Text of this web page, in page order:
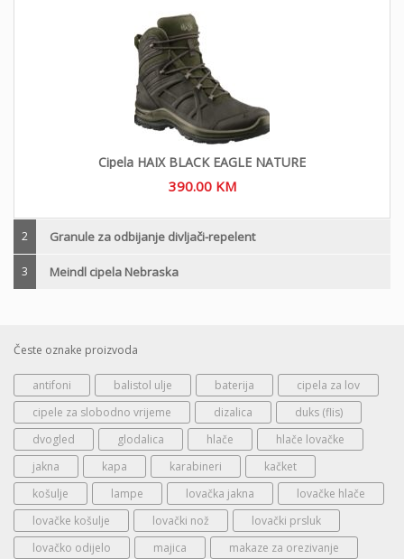
Cipela HAIX BLACK EAGLE NATURE
390.00 KM
2 Granule za odbijanje divljači-repelent
3 Meindl cipela Nebraska
Česte oznake proizvoda
antifoni balistol ulje baterija
cipela za lov
cipele za slobodno vrijeme
dizalica
duks (flis)
dvogled
glodalica hlače
hlače lovačke
jakna
kapa karabineri
kačket
košulje
lampe lovačka jakna
lovačke hlače
lovačke košulje
lovački nož
lovački prsluk
lovačko odijelo
majica
makaze za orezivanje